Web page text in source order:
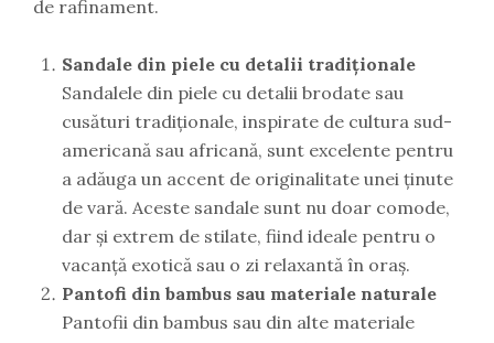
de rafinament.
Sandale din piele cu detalii tradiționale
Sandalele din piele cu detalii brodate sau
cusături tradiționale, inspirate de cultura sud-
americană sau africană, sunt excelente pentru
a adăuga un accent de originalitate unei ținute
de vară. Aceste sandale sunt nu doar comode,
dar și extrem de stilate, fiind ideale pentru o
vacanță exotică sau o zi relaxantă în oraș.
Pantofi din bambus sau materiale naturale
Pantofii din bambus sau din alte materiale